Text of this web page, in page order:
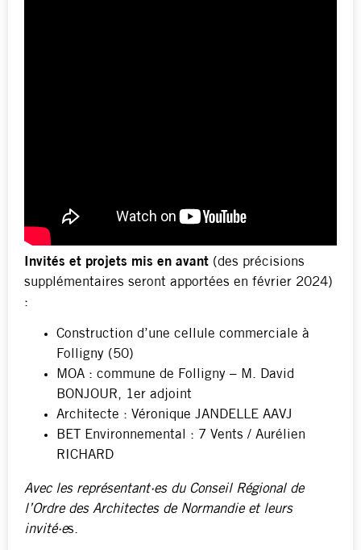
Invités et projets mis en avant (des précisions
supplémentaires seront apportées en février 2024)
:
Construction d’une cellule commerciale à
Folligny (50)
MOA : commune de Folligny – M. David
BONJOUR, 1er adjoint
Architecte : Véronique JANDELLE AAVJ
BET Environnemental : 7 Vents / Aurélien
RICHARD
Avec les représentant·es du Conseil Régional de
l’Ordre des Architectes de Normandie et leurs
invité·es.